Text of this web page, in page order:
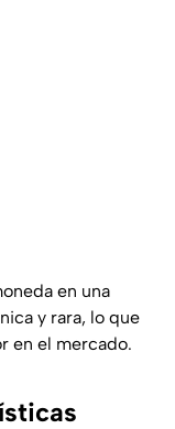
en una
y rara, lo que
en el mercado.